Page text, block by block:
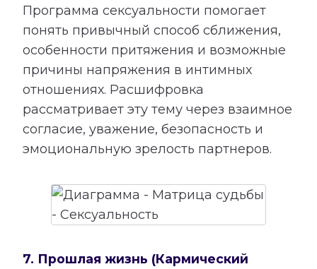
Программа сексуальности помогает
понять привычный способ сближения,
особенности притяжения и возможные
причины напряжения в интимных
отношениях. Расшифровка
рассматривает эту тему через взаимное
согласие, уважение, безопасность и
эмоциональную зрелость партнеров.
7. Прошлая жизнь (Кармический